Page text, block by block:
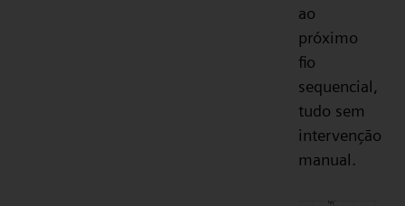
ao
próximo
fio
sequencial,
tudo sem
intervenção
manual.